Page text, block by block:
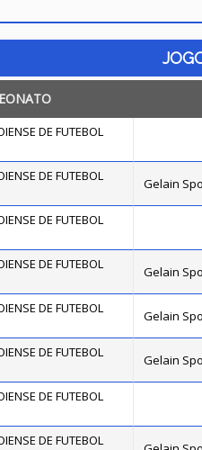
DE FUTEBOL
DE FUTEBOL
Gelain
DE FUTEBOL
DE FUTEBOL
Gelain
DE FUTEBOL
Gelain
DE FUTEBOL
Gelain
DE FUTEBOL
DE FUTEBOL